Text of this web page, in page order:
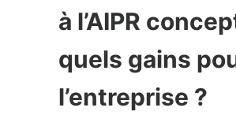
à l’AIPR
quels gains
l’entreprise ?